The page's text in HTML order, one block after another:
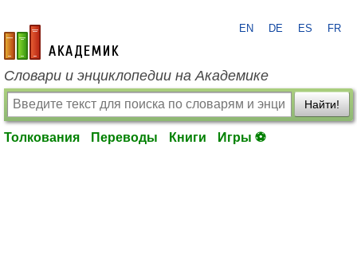
academic.ru
EN DE ES FR
Словари и энциклопедии на Академике
Найти!
Толкования Переводы Книги Игры ⚽